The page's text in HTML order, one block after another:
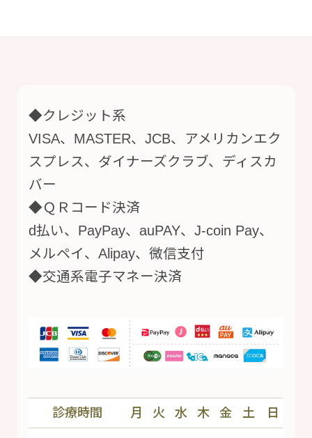
◆クレジット系
VISA、MASTER、JCB、アメリカンエク
スプレス、ダイナーズクラブ、ディスカ
バー
◆ＱＲコード決済
d払い、PayPay、auPAY、J-coin Pay、
メルペイ、Alipay、微信支付
◆交通系電子マネー決済
診療時間 月 火 水 木 金 土 日